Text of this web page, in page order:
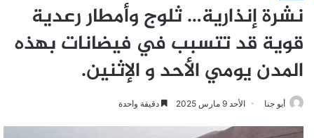
نشرة إنذارية… ثلوج وأمطار رعدية
قوية قد تتسبب في فيضانات بهذه
المدن يومي الأحد و الإثنين.
أبو جنا الأحد 9 مارس 2025 دقيقة واحدة